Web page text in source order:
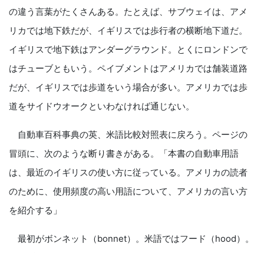
の違う言葉がたくさんある。たとえば、サブウェイは、アメ
リカでは地下鉄だが、イギリスでは歩行者の横断地下道だ。
イギリスで地下鉄はアンダーグラウンド。とくにロンドンで
はチューブともいう。ペイブメントはアメリカでは舗装道路
だが、イギリスでは歩道をいう場合が多い。アメリカでは歩
道をサイドウオークといわなければ通じない。
自動車百科事典の英、米語比較対照表に戻ろう。ページの
冒頭に、次のような断り書きがある。「本書の自動車用語
は、最近のイギリスの使い方に従っている。アメリカの読者
のために、使用頻度の高い用語について、アメリカの言い方
を紹介する」
最初がボンネット（bonnet）。米語ではフード（hood）。